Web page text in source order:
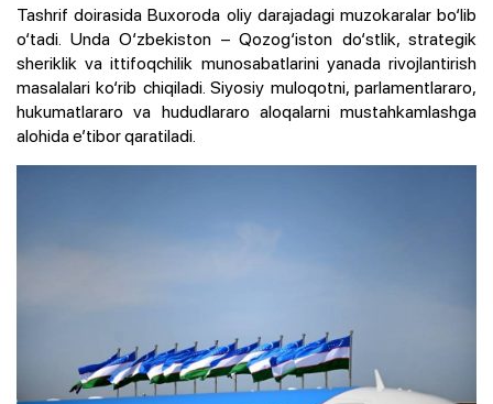
Tashrif doirasida Buxoroda oliy darajadagi muzokaralar bo‘lib
o‘tadi. Unda O‘zbekiston – Qozog‘iston do‘stlik, strategik
sheriklik va ittifoqchilik munosabatlarini yanada rivojlantirish
masalalari ko‘rib chiqiladi. Siyosiy muloqotni, parlamentlararo,
hukumatlararo va hududlararo aloqalarni mustahkamlashga
alohida e’tibor qaratiladi.